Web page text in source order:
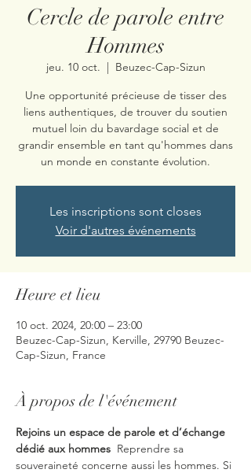
Cercle de parole entre
Hommes
jeu. 10 oct.
  |
Beuzec-Cap-Sizun
Une opportunité précieuse de tisser des
liens authentiques, de trouver du soutien
mutuel loin du bavardage social et de
grandir ensemble en tant qu'hommes dans
un monde en constante évolution.
Les inscriptions sont closes
Voir d'autres événements
Heure et lieu
10 oct. 2024, 20:00 – 23:00
Beuzec-Cap-Sizun, Kerville, 29790 Beuzec-
Cap-Sizun, France
À propos de l'événement
Rejoins un espace de parole et d’échange
dédié aux hommes Reprendre sa
souveraineté concerne aussi les hommes. Si